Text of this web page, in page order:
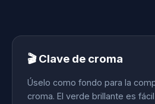
🎬 Clave de croma
Úselo como fondo para la
croma. El verde brillante es